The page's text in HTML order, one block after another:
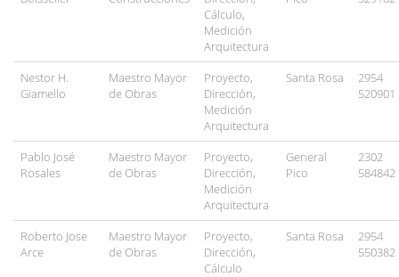
Cálculo,
Medición
Arquitectura
Nestor H.
Giamello
Maestro Mayor
de Obras
Proyecto,
Dirección,
Medición
Arquitectura
Santa Rosa
2954
520901
Pablo José
Rosales
Maestro Mayor
de Obras
Proyecto,
Dirección,
Medición
Arquitectura
General
Pico
2302
584842
Roberto Jose
Arce
Maestro Mayor
de Obras
Proyecto,
Dirección,
Cálculo
Santa Rosa
2954
550382